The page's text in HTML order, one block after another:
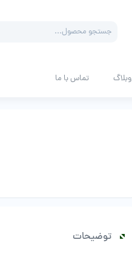
search
وبلاگ تماس با ما
توضیحات